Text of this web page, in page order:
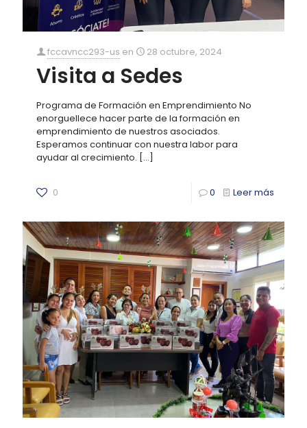
fccavncc293-us en 28 octubre, 2024
Visita a Sedes
Programa de Formación en Emprendimiento No
enorguellece hacer parte de la formación en
emprendimiento de nuestros asociados.
Esperamos continuar con nuestra labor para
ayudar al crecimiento. […]
0 0 Leer más